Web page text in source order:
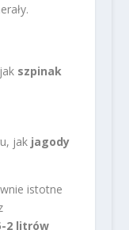
szpinak
jak jagody
istotne
2 litrów